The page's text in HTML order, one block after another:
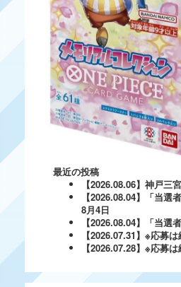
最近の投稿
【2026.08.06】神戸三
【2026.08.04】「当
8月4日
【2026.08.04】「当
【2026.07.31】※応募
【2026.07.28】※応募